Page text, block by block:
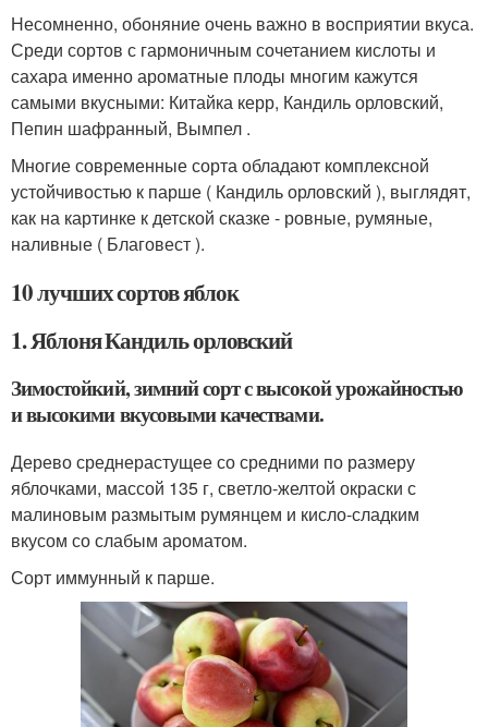
Несомненно, обоняние очень важно в восприятии вкуса.
Среди сортов с гармоничным сочетанием кислоты и
сахара именно ароматные плоды многим кажутся
самыми вкусными: Китайка керр, Кандиль орловский,
Пепин шафранный, Вымпел .
Многие современные сорта обладают комплексной
устойчивостью к парше ( Кандиль орловский ), выглядят,
как на картинке к детской сказке - ровные, румяные,
наливные ( Благовест ).
10 лучших сортов яблок
1. Яблоня Кандиль орловский
Зимостойкий, зимний сорт с высокой урожайностью
и высокими вкусовыми качествами.
Дерево среднерастущее со средними по размеру
яблочками, массой 135 г, светло-желтой окраски с
малиновым размытым румянцем и кисло-сладким
вкусом со слабым ароматом.
Сорт иммунный к парше.